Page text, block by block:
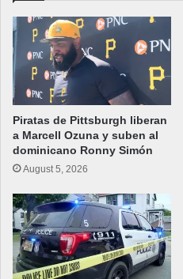
Piratas de Pittsburgh liberan
a Marcell Ozuna y suben al
dominicano Ronny Simón
August 5, 2026